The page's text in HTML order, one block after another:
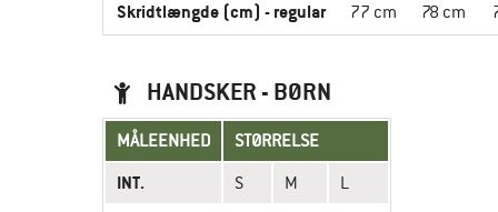
Skridtlængde (cm) - regular 77 cm 78 cm
HANDSKER - BØRN
MÅLEENHED STØRRELSE
INT. S M L